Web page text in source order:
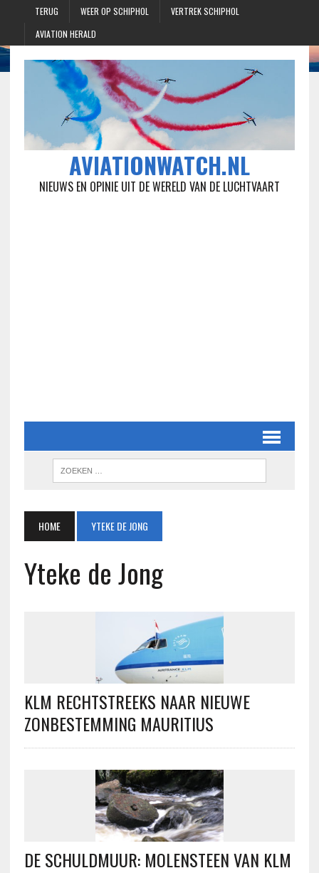
TERUG WEER OP SCHIPHOL
VERTREK SCHIPHOL
AVIATION HERALD
AVIATIONWATCH.NL
NIEUWS EN OPINIE UIT DE WERELD VAN DE LUCHTVAART
HOME YTEKE DE JONG
Yteke de Jong
KLM RECHTSTREEKS NAAR NIEUWE
ZONBESTEMMING MAURITIUS
DE SCHULDMUUR: MOLENSTEEN VAN KLM